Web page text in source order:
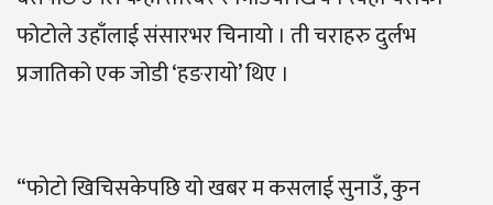
फोटोले उहाँलाई संसारभर चिनायो । ती चराहरु दुर्लभ
प्रजातिको एक जोडी ‘हङरायो’ थिए ।
“फोटो खिचिसकेपछि यो खबर म कसलाई सुनाउँ, कुन